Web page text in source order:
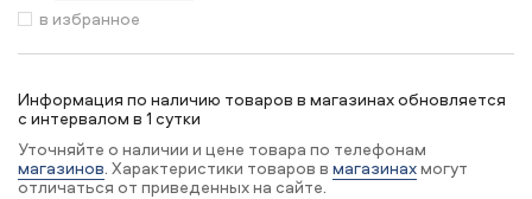
в избранное
Информация по наличию товаров в магазинах обновляется
с интервалом в 1 сутки
Уточняйте о наличии и цене товара по телефонам
магазинов. Характеристики товаров в магазинахмогут
отличаться от приведенных на сайте.